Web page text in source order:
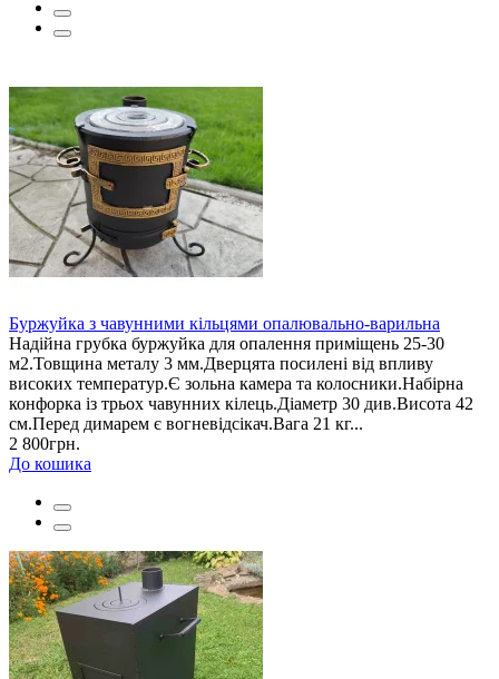
Буржуйка з чавунними кільцями опалювально-варильна
Надійна грубка буржуйка для опалення приміщень 25-30
м2.Товщина металу 3 мм.Дверцята посилені від впливу
високих температур.Є зольна камера та колосники.Набірна
конфорка із трьох чавунних кілець.Діаметр 30 див.Висота 42
см.Перед димарем є вогневідсікач.Вага 21 кг...
2 800грн.
До кошика